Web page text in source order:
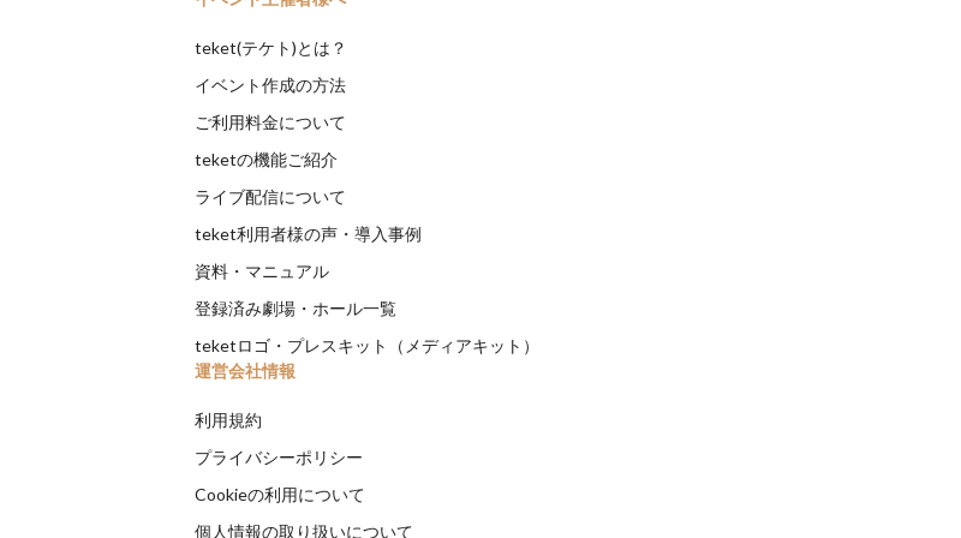
teket(テケト)とは？
イベント作成の方法
ご利用料金について
teketの機能ご紹介
ライブ配信について
teket利用者様の声・導入事例
資料・マニュアル
登録済み劇場・ホール一覧
teketロゴ・プレスキット（メディアキット）
運営会社情報
利用規約
プライバシーポリシー
Cookieの利用について
個人情報の取り扱いについて